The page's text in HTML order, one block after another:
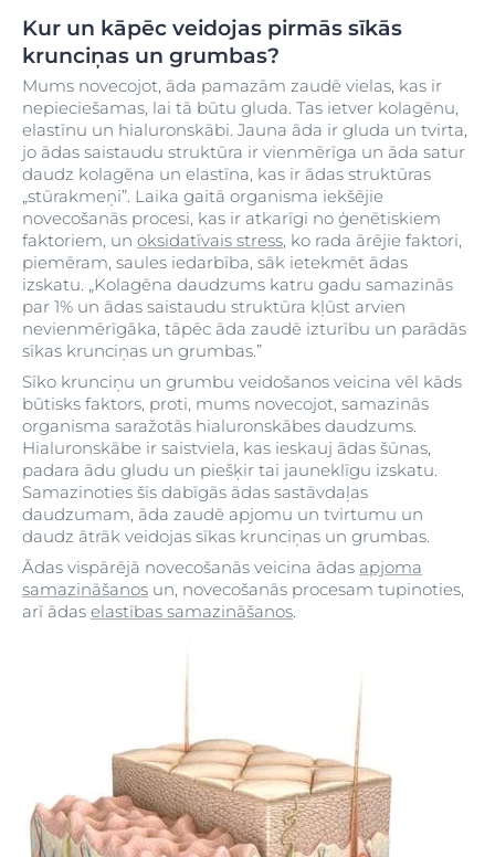
Kur un kāpēc veidojas pirmās sīkās
krunciņas un grumbas?
Mums novecojot, āda pamazām zaudē vielas, kas ir
nepieciešamas, lai tā būtu gluda. Tas ietver kolagēnu,
elastīnu un hialuronskābi. Jauna āda ir gluda un tvirta,
jo ādas saistaudu struktūra ir vienmērīga un āda satur
daudz kolagēna un elastīna, kas ir ādas struktūras
„stūrakmeņi”. Laika gaitā organisma iekšējie
novecošanās procesi, kas ir atkarīgi no ģenētiskiem
faktoriem, un oksidatīvais stress, ko rada ārējie faktori,
piemēram, saules iedarbība, sāk ietekmēt ādas
izskatu. „Kolagēna daudzums katru gadu samazinās
par 1% un ādas saistaudu struktūra kļūst arvien
nevienmērīgāka, tāpēc āda zaudē izturību un parādās
sīkas krunciņas un grumbas.”
Sīko krunciņu un grumbu veidošanos veicina vēl kāds
būtisks faktors, proti, mums novecojot, samazinās
organisma saražotās hialuronskābes daudzums.
Hialuronskābe ir saistviela, kas ieskauj ādas šūnas,
padara ādu gludu un piešķir tai jauneklīgu izskatu.
Samazinoties šīs dabīgās ādas sastāvdaļas
daudzumam, āda zaudē apjomu un tvirtumu un
daudz ātrāk veidojas sīkas krunciņas un grumbas.
Ādas vispārējā novecošanās veicina ādas apjoma
samazināšanos un, novecošanās procesam tupinoties,
arī ādas elastības samazināšanos.